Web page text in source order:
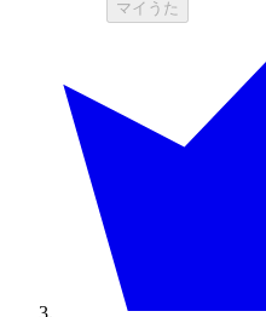
マイうた